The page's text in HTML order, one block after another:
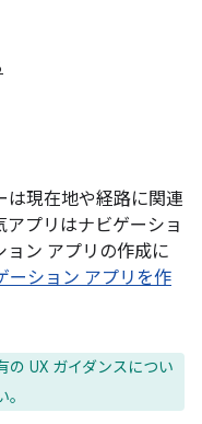
は現在地や経路に関連
プリはナビゲーショ
ョン アプリの作成に
ーション アプリを作
の UX ガイダンスについ